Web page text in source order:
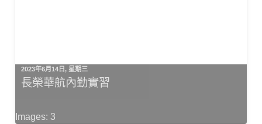
2023年6月14日, 星期三
長榮華航內勤實習
Images: 3